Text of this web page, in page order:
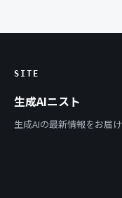
SITE
生成AIニスト
生成AIの最新情報をお届け